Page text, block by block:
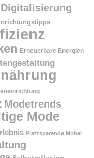
Digitalisierung
Erneuerbare Energien
Modetrends
Mode
Platzsparende Möbel